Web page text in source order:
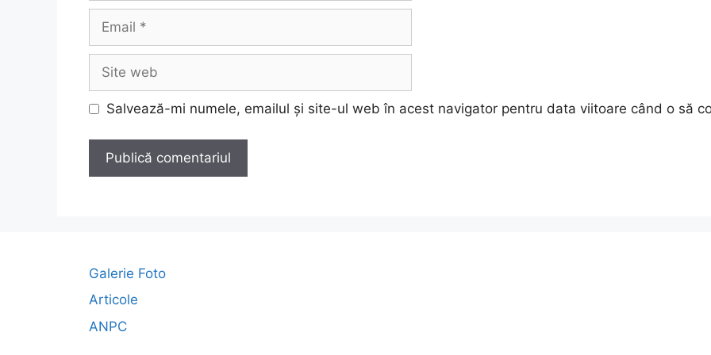
Email
Site
web
Salvează-mi numele, emailul și site-ul web în acest navigator pentru data viitoare când o să
r
n
t
Galerie Foto
Articole
ANPC